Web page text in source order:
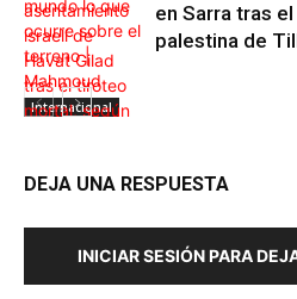
Internacional
en Sarra tras
palestina de
DEJA UNA RESPUESTA
INICIAR SESIÓN PARA